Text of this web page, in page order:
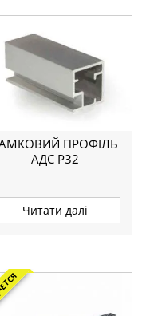
ПРОФІЛЬ
АДС P32
Читати далі